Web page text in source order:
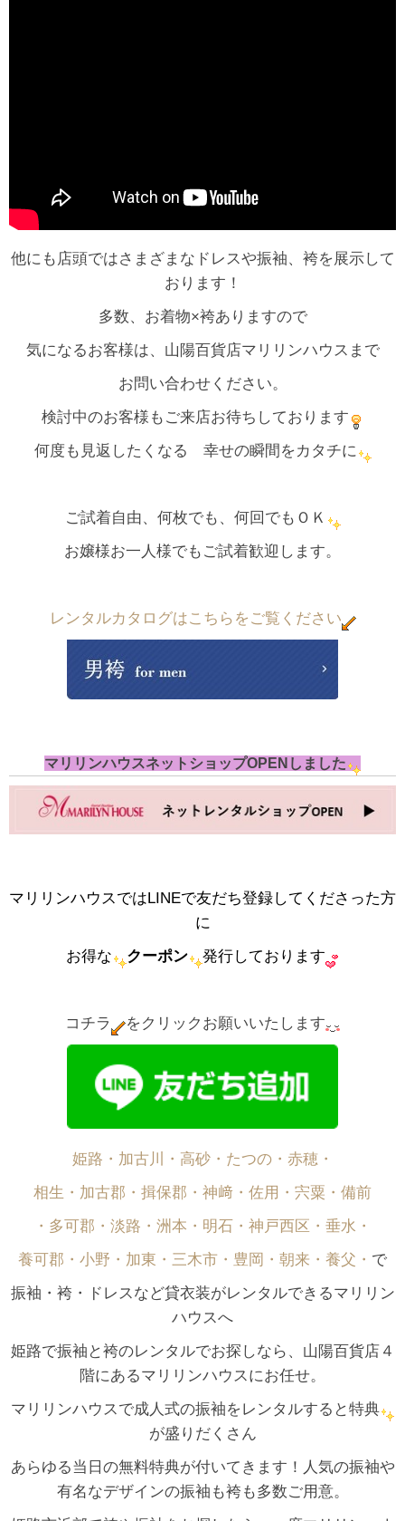
他にも店頭ではさまざまなドレスや振袖、袴を展示して
おります！
多数、お着物×袴ありますので
気になるお客様は、山陽百貨店マリリンハウスまで
お問い合わせください。
検討中のお客様もご来店お待ちしております
何度も見返したくなる 幸せの瞬間をカタチに
ご試着自由、何枚でも、何回でもＯＫ
お嬢様お一人様でもご試着歓迎します。
レンタルカタログはこちらをご覧ください
マリリンハウスネットショップOPENしました
マリリンハウスではLINEで友だち登録してくださった方
に
お得な
クーポン 発行しております
コチラ をクリックお願いいたします
姫路・加古川・高砂・たつの・赤穂・
相生・加古郡・揖保郡・神﨑・佐用・宍粟・備前
・多可郡・淡路・洲本・明石・神戸西区・垂水・
養可郡・小野・加東・三木市・豊岡・朝来・養父・ で
振袖・袴・ドレスなど貸衣装がレンタルできるマリリン
ハウスへ
姫路で振袖と袴のレンタルでお探しなら、山陽百貨店４
階にあるマリリンハウスにお任せ。
マリリンハウスで成人式の振袖をレンタルすると特典
が盛りだくさん
あらゆる当日の無料特典が付いてきます！人気の振袖や
有名なデザインの振袖も袴も多数ご用意。